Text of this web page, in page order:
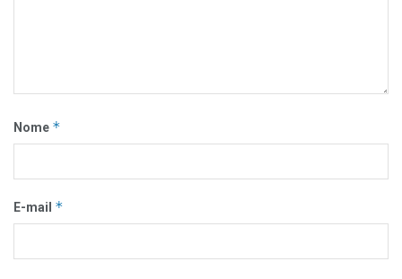
Nome *
E-mail *